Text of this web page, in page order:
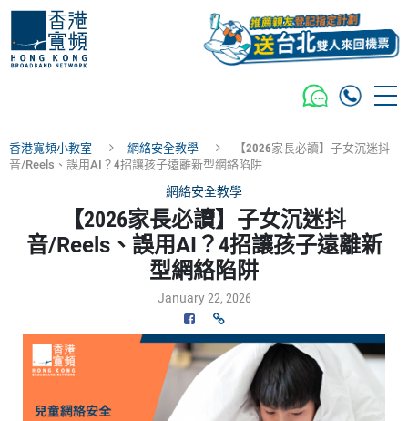
香港寬頻小教室 網絡安全教學
【2026家長必讀】子女沉迷抖
音/Reels、誤用AI？4招讓孩子遠離新型網絡陷阱
網絡安全教學
【2026家長必讀】子女沉迷抖
音/Reels、誤用AI？4招讓孩子遠離新
型網絡陷阱
January 22, 2026